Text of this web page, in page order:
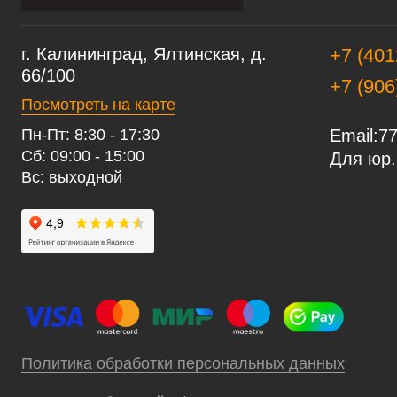
г. Калининград, Ялтинская, д.
66/100
Посмотреть на карте
+7
+7
Email:
Для юр.
Пн-Пт: 8:30 - 17:30
Сб: 09:00 - 15:00
Вс: выходной
Политика обработки персональных данных